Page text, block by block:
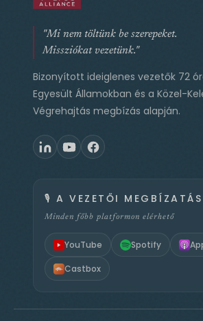
"Mi nem töltünk be szerepeket.
Missziókat vezetünk."
Bizonyított ideiglenes vezetők 72
Egyesült Államokban és a Közel-
Végrehajtás megbízás alapján.
🎙️ A VEZETŐI MEGBÍZATÁS
Minden főbb platformon elérhető
YouTube Spotify
Castbox